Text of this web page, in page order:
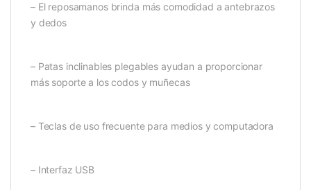
– El reposamanos brinda más comodidad a antebrazos
y dedos
– Patas inclinables plegables ayudan a proporcionar
más soporte a los codos y muñecas
– Teclas de uso frecuente para medios y computadora
– Interfaz USB